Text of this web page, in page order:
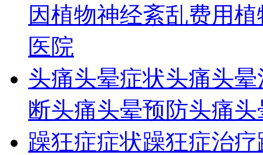
因植物神经紊乱费用植
医院
头痛头晕症状头痛头
断头痛头晕预防头痛
躁狂症症状躁狂症治疗